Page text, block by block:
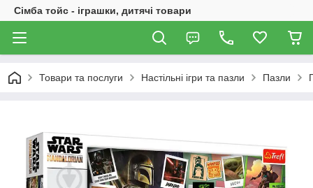
Сімба тойс - іграшки, дитячі товари
Товари та послуги Настільні ігри та пазли Пазли